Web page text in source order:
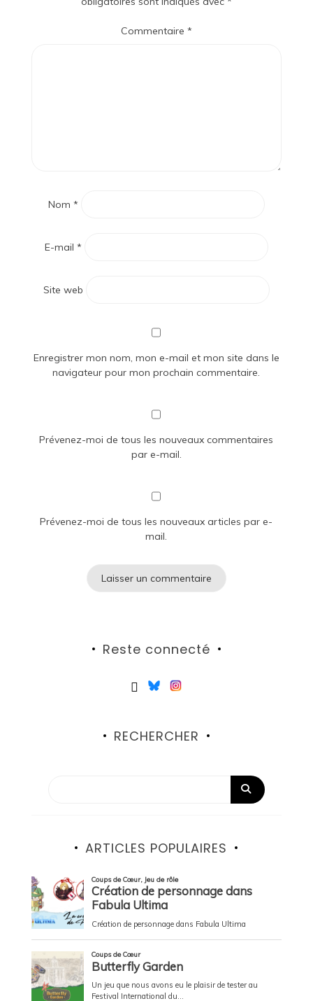
Commentaire *
Nom *
E-mail *
Site web
Enregistrer mon nom, mon e-mail et mon site dans le
navigateur pour mon prochain commentaire.
Prévenez-moi de tous les nouveaux commentaires
par e-mail.
Prévenez-moi de tous les nouveaux articles par e-
mail.
Reste connecté
RECHERCHER
ARTICLES POPULAIRES